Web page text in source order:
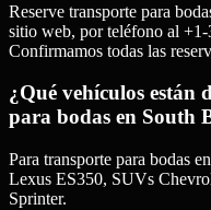
Reserve transporte para
sitio web, por teléfono al
Confirmamos todas las
¿Qué vehículos están
para bodas en South
Para transporte para bodas
Lexus ES350, SUVs
Sprinter.